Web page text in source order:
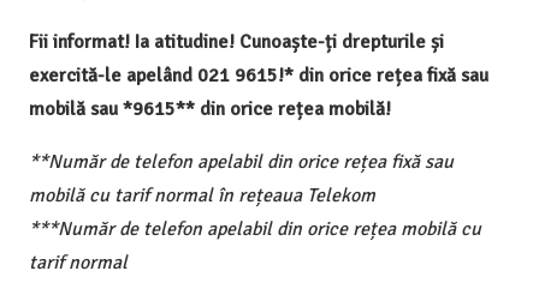
Fii informat! Ia atitudine! Cunoaște-ți drepturile și
exercită-le apelând 021 9615!* din orice rețea fixă sau
mobilă sau *9615** din orice rețea mobilă!
**Număr de telefon apelabil din orice rețea fixă sau
mobilă cu tarif normal în rețeaua Telekom
***Număr de telefon apelabil din orice rețea mobilă cu
tarif normal